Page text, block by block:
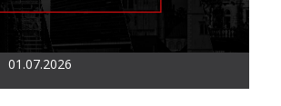
01.07.2026